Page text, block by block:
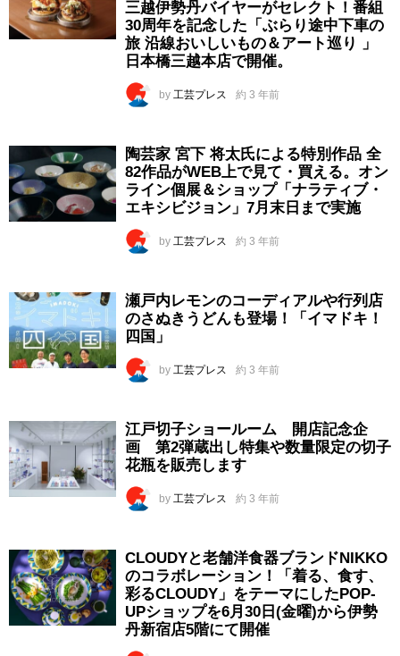
三越伊勢丹バイヤーがセレクト！番組
30周年を記念した「ぶらり途中下車の
旅 沿線おいしいもの＆アート巡り 」
日本橋三越本店で開催。
by 工芸プレス 約 3 年前
陶芸家 宮下 将太氏による特別作品 全
82作品がWEB上で見て・買える。オン
ライン個展＆ショップ「ナラティブ・
エキシビジョン」7月末日まで実施
by 工芸プレス 約 3 年前
瀬戸内レモンのコーディアルや行列店
のさぬきうどんも登場！「イマドキ！
四国」
by 工芸プレス 約 3 年前
江戸切子ショールーム 開店記念企
画 第2弾蔵出し特集や数量限定の切子
花瓶を販売します
by 工芸プレス 約 3 年前
CLOUDYと老舗洋食器ブランドNIKKO
のコラボレーション！「着る、食す、
彩るCLOUDY」をテーマにしたPOP-
UPショップを6月30日(金曜)から伊勢
丹新宿店5階にて開催